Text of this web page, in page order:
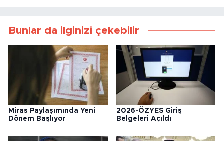
Bunlar da ilginizi çekebilir
Miras Paylaşımında Yeni
Dönem Başlıyor
2026-ÖZYES Giriş
Belgeleri Açıldı